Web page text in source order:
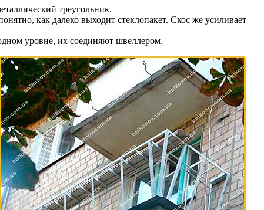
треугольник.
как далеко выходит стеклопакет. Скос же усиливает
уровне, их соединяют швеллером.